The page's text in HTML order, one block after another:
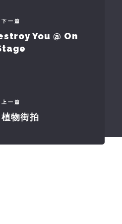
下一篇
You @ On
上一篇
物街拍